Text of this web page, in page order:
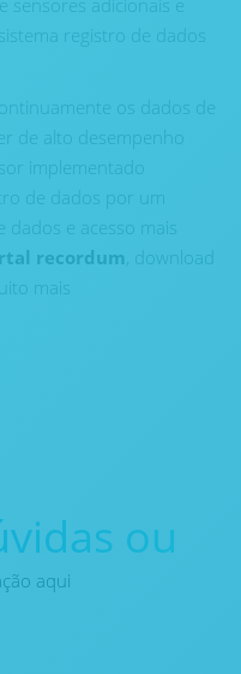
registro de dados
os dados de
de alto desempenho
implementado
de dados por um
e acesso mais
recordum, download
mais
ou
aqui